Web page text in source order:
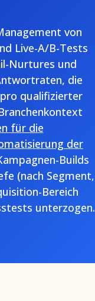
von
Live-A/B-Tests
Nurtures und
die
qualifizierter
für die
der
Builds
(nach Segment,
Bereich
unterzogen.